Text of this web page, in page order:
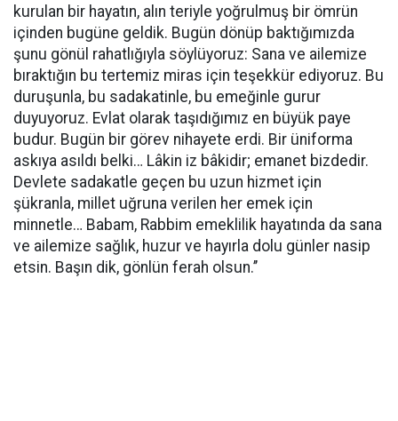
kurulan bir hayatın, alın teriyle yoğrulmuş bir ömrün
içinden bugüne geldik. Bugün dönüp baktığımızda
şunu gönül rahatlığıyla söylüyoruz: Sana ve ailemize
bıraktığın bu tertemiz miras için teşekkür ediyoruz. Bu
duruşunla, bu sadakatinle, bu emeğinle gurur
duyuyoruz. Evlat olarak taşıdığımız en büyük paye
budur. Bugün bir görev nihayete erdi. Bir üniforma
askıya asıldı belki… Lâkin iz bâkidir; emanet bizdedir.
Devlete sadakatle geçen bu uzun hizmet için
şükranla, millet uğruna verilen her emek için
minnetle… Babam, Rabbim emeklilik hayatında da sana
ve ailemize sağlık, huzur ve hayırla dolu günler nasip
etsin. Başın dik, gönlün ferah olsun.’’